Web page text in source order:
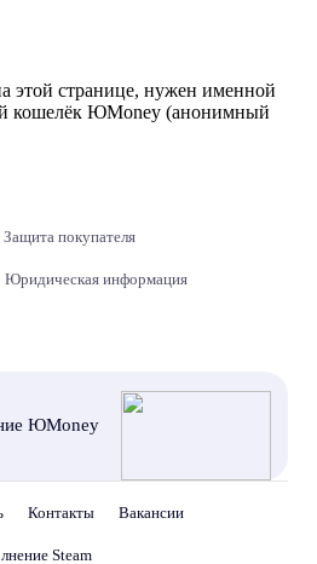
этой странице, нужен именной
кошелёк ЮMoney (анонимный
Защита покупателя
Юридическая информация
ЮMoney
Контакты Вакансии
Steam